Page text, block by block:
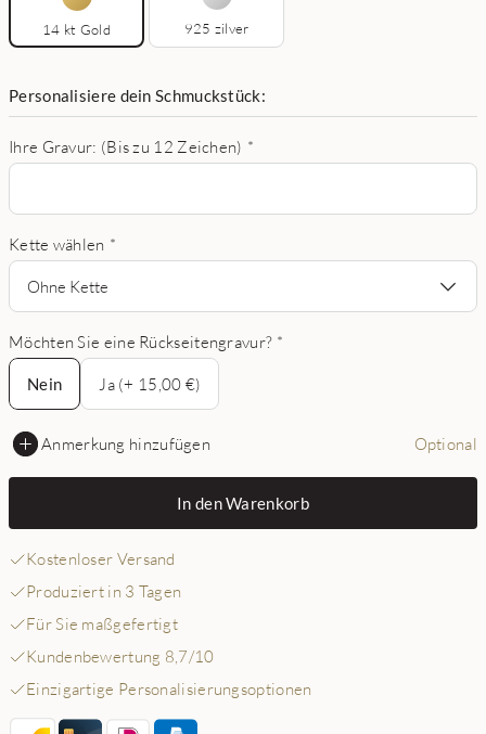
14 kt Gold 925 zilver
Personalisiere dein Schmuckstück:
Ihre Gravur: (Bis zu 12 Zeichen) *
Kette wählen *
Ohne Kette
Möchten Sie eine Rückseitengravur? *
Nein
Nein
Ja (+ 15,00 €)
Anmerkung hinzufügen Optional
In den Warenkorb
Kostenloser Versand
Produziert in 3 Tagen
Für Sie maßgefertigt
Kundenbewertung 8,7/10
Einzigartige Personalisierungsoptionen